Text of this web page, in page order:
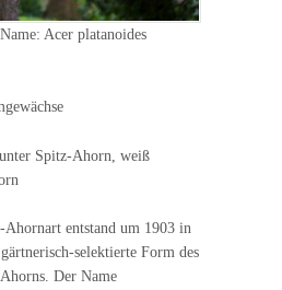
Name: Acer platanoides
Spitz-Ahorn, weiß
Ahornart entstand um 1903 in
selektierte Form des
Der Name